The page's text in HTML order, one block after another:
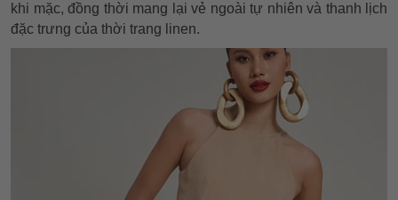
khi mặc, đồng thời mang lại vẻ ngoài tự nhiên và thanh lịch
đặc trưng của thời trang linen.